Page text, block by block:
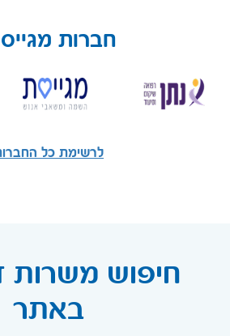
חברות
לרשימת כל
חיפוש משרות
באתר